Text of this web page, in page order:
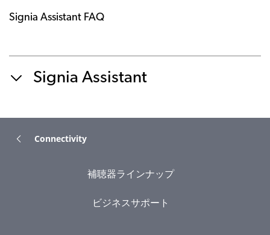
Signia Assistant FAQ
Signia Assistant
Connectivity
補聴器ラインナップ
ビジネスサポート